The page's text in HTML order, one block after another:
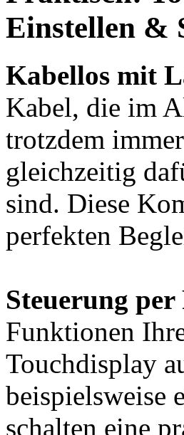
Einstellen &
Kabellos mit
Kabel, die im
trotzdem
gleichzeitig
sind. Diese
perfekten
Steuerung
Funktionen
Touchdisplay
beispielsweise
schalten eine